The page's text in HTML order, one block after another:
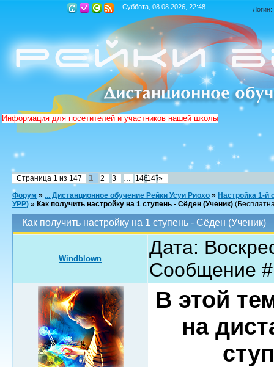
Суббота, 08.08.2026, 22:48 Логин:
Информация для посетителей и участников нашей школы
Страница 1 из 147 1 2 3 146147»
Форум » ... Дистанционное обучение Рейки Усуи Риохо » Настройка 1-й
УРР) » Как получить настройку на 1 ступень - Сёден (Ученик)
Как получить настройку на 1 ступень - Сёден (Ученик)
Windblown
Дата:
Сообщение
В этой
на